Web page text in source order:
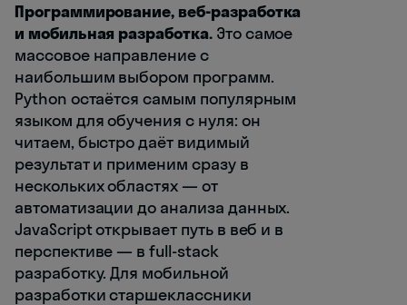
Программирование, веб-разработка
и мобильная разработка.Это самое
массовое направление с
наибольшим выбором программ.
Python остаётся самым популярным
языком для обучения с нуля: он
читаем, быстро даёт видимый
результат и применим сразу в
нескольких областях — от
автоматизации до анализа данных.
JavaScript открывает путь в веб и в
перспективе — в full-stack
разработку. Для мобильной
разработки старшеклассники